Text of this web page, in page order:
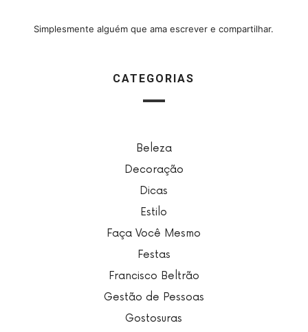
Simplesmente alguém que ama escrever e compartilhar.
CATEGORIAS
Beleza
Decoração
Dicas
Estilo
Faça Você Mesmo
Festas
Francisco Beltrão
Gestão de Pessoas
Gostosuras